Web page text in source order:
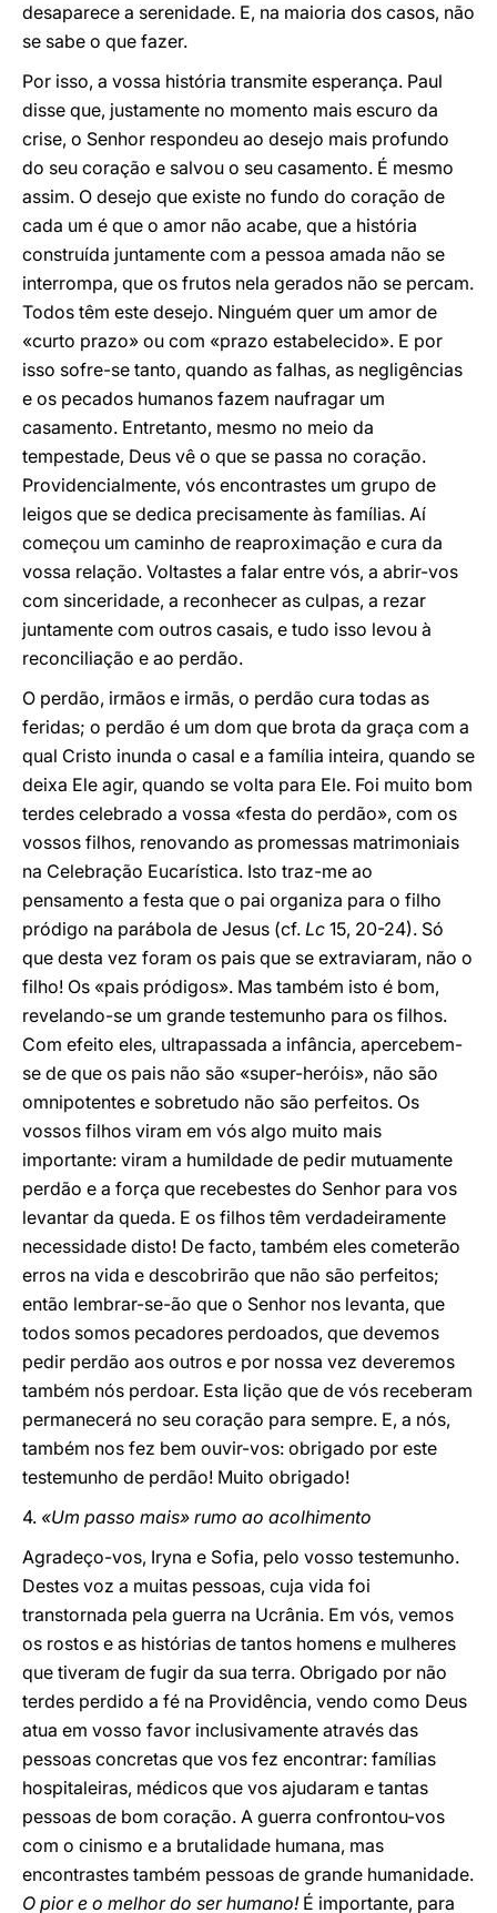
desaparece a serenidade. E, na maioria dos casos, não
se sabe o que fazer.
Por isso, a vossa história transmite esperança. Paul
disse que, justamente no momento mais escuro da
crise, o Senhor respondeu ao desejo mais profundo
do seu coração e salvou o seu casamento. É mesmo
assim. O desejo que existe no fundo do coração de
cada um é que o amor não acabe, que a história
construída juntamente com a pessoa amada não se
interrompa, que os frutos nela gerados não se percam.
Todos têm este desejo. Ninguém quer um amor de
«curto prazo» ou com «prazo estabelecido». E por
isso sofre-se tanto, quando as falhas, as negligências
e os pecados humanos fazem naufragar um
casamento. Entretanto, mesmo no meio da
tempestade, Deus vê o que se passa no coração.
Providencialmente, vós encontrastes um grupo de
leigos que se dedica precisamente às famílias. Aí
começou um caminho de reaproximação e cura da
vossa relação. Voltastes a falar entre vós, a abrir-vos
com sinceridade, a reconhecer as culpas, a rezar
juntamente com outros casais, e tudo isso levou à
reconciliação e ao perdão.
O perdão, irmãos e irmãs, o perdão cura todas as
feridas; o perdão é um dom que brota da graça com a
qual Cristo inunda o casal e a família inteira, quando se
deixa Ele agir, quando se volta para Ele. Foi muito bom
terdes celebrado a vossa «festa do perdão», com os
vossos filhos, renovando as promessas matrimoniais
na Celebração Eucarística. Isto traz-me ao
pensamento a festa que o pai organiza para o filho
pródigo na parábola de Jesus (cf. Lc 15, 20-24). Só
que desta vez foram os pais que se extraviaram, não o
filho! Os «pais pródigos». Mas também isto é bom,
revelando-se um grande testemunho para os filhos.
Com efeito eles, ultrapassada a infância, apercebem-
se de que os pais não são «super-heróis», não são
omnipotentes e sobretudo não são perfeitos. Os
vossos filhos viram em vós algo muito mais
importante: viram a humildade de pedir mutuamente
perdão e a força que recebestes do Senhor para vos
levantar da queda. E os filhos têm verdadeiramente
necessidade disto! De facto, também eles cometerão
erros na vida e descobrirão que não são perfeitos;
então lembrar-se-ão que o Senhor nos levanta, que
todos somos pecadores perdoados, que devemos
pedir perdão aos outros e por nossa vez deveremos
também nós perdoar. Esta lição que de vós receberam
permanecerá no seu coração para sempre. E, a nós,
também nos fez bem ouvir-vos: obrigado por este
testemunho de perdão! Muito obrigado!
4. «Um passo mais» rumo ao acolhimento
Agradeço-vos, Iryna e Sofia, pelo vosso testemunho.
Destes voz a muitas pessoas, cuja vida foi
transtornada pela guerra na Ucrânia. Em vós, vemos
os rostos e as histórias de tantos homens e mulheres
que tiveram de fugir da sua terra. Obrigado por não
terdes perdido a fé na Providência, vendo como Deus
atua em vosso favor inclusivamente através das
pessoas concretas que vos fez encontrar: famílias
hospitaleiras, médicos que vos ajudaram e tantas
pessoas de bom coração. A guerra confrontou-vos
com o cinismo e a brutalidade humana, mas
encontrastes também pessoas de grande humanidade.
O pior e o melhor do ser humano!É importante, para